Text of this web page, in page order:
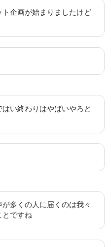
ト企画が始まりましたけど
はい終わりはやばいやろと
多くの人に届くのは我々
とですね